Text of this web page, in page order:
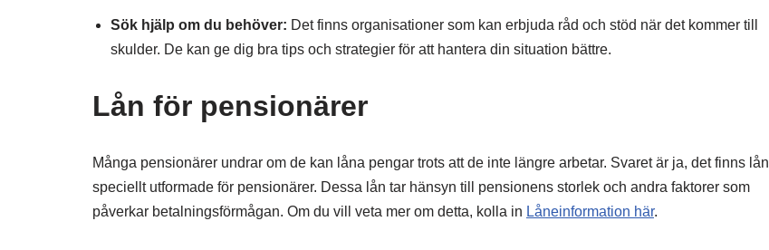
Sök hjälp om du behöver: Det finns organisationer som kan erbjuda råd och stöd när det kommer till
skulder. De kan ge dig bra tips och strategier för att hantera din situation bättre.
Lån för pensionärer
Många pensionärer undrar om de kan låna pengar trots att de inte längre arbetar. Svaret är ja, det finns lån
speciellt utformade för pensionärer. Dessa lån tar hänsyn till pensionens storlek och andra faktorer som
påverkar betalningsförmågan. Om du vill veta mer om detta, kolla in Låneinformation här.